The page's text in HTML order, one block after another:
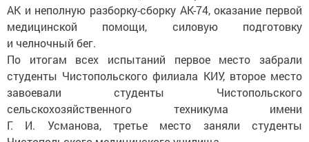
АК и неполную разборку-сборку АК-74, оказание первой
медицинской помощи, силовую подготовку
и челночный бег.
По итогам всех испытаний первое место забрали
студенты Чистопольского филиала КИУ, второе место
завоевали студенты Чистопольского
сельскохозяйственного техникума имени
Г. И. Усманова, третье место заняли студенты